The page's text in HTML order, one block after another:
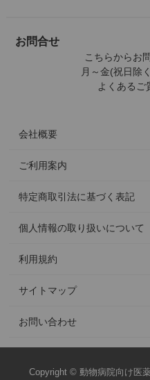
お問合せ
こちらからお
月～金(祝日除
よくあるご
会社概要
ご利用案内
特定商取引法に基づく表記
個人情報の取り扱いについて
利用規約
サイトマップ
お問い合わせ
Copyright © 動物病院向け医